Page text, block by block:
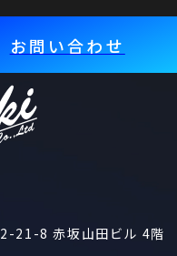
お問い合わせ
21-8 赤坂山田ビル 4階